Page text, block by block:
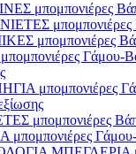
μπομπονιέρες
μπομπονιέρες
μπομπονιέρες
Γάμου-
μπομπονιέρες
μπομπονιέρες
μπομπονιέρες